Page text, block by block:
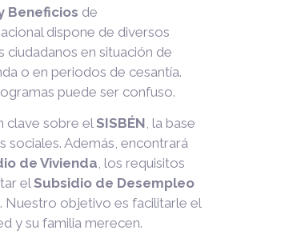
Beneficios de
dispone de diversos
ciudadanos en situación de
o en periodos de cesantía.
puede ser confuso.
clave sobre elSISBÉN, la base
sociales. Además, encontrará
de Vivienda, los requisitos
elSubsidio de Desempleo
Nuestro objetivo es facilitarle el
y su familia merecen.